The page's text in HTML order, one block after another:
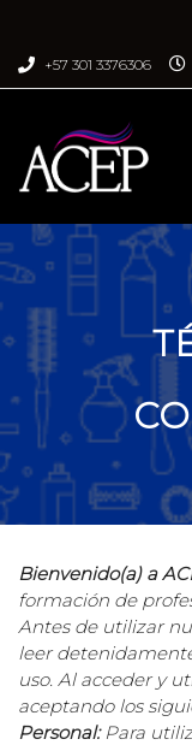
‪+57 301 3376306
Bienvenido(a) a
formación de
Antes de utilizar
leer
uso. Al acceder y
aceptando los
Personal:Para